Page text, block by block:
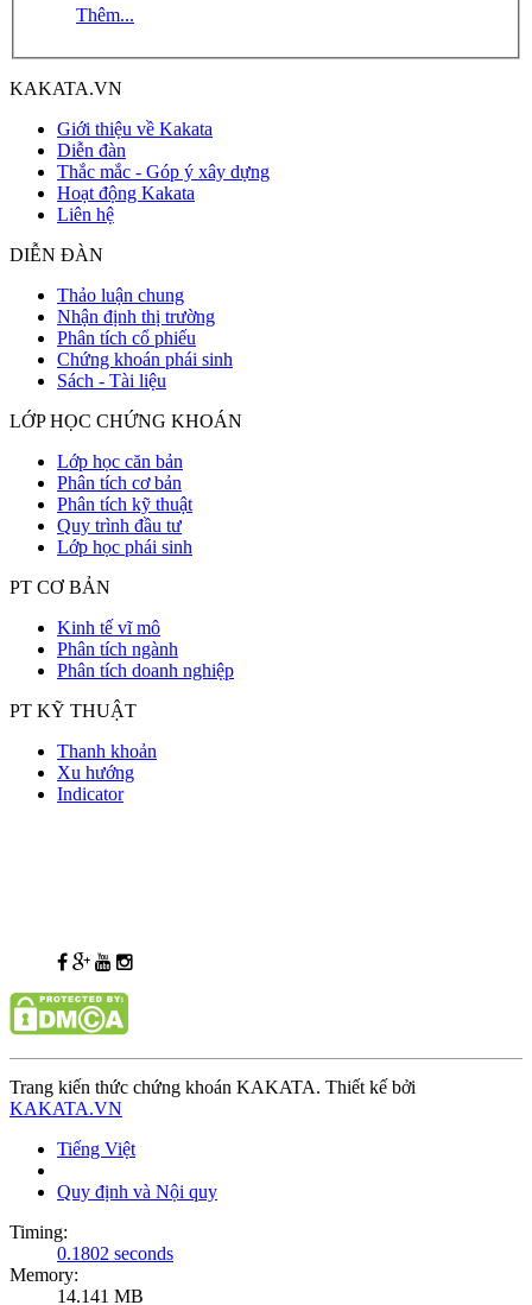
Thêm...
KAKATA.VN
Giới thiệu về Kakata
Diễn đàn
Thắc mắc - Góp ý xây dựng
Hoạt động Kakata
Liên hệ
DIỄN ĐÀN
Thảo luận chung
Nhận định thị trường
Phân tích cổ phiếu
Chứng khoán phái sinh
Sách - Tài liệu
LỚP HỌC CHỨNG KHOÁN
Lớp học căn bản
Phân tích cơ bản
Phân tích kỹ thuật
Quy trình đầu tư
Lớp học phái sinh
PT CƠ BẢN
Kinh tế vĩ mô
Phân tích ngành
Phân tích doanh nghiệp
PT KỸ THUẬT
Thanh khoản
Xu hướng
Indicator
Trang kiến thức chứng khoán KAKATA. Thiết kế bởi
KAKATA.VN
Tiếng Việt
Quy định và Nội quy
Timing:
0.1802 seconds
Memory:
14.141 MB